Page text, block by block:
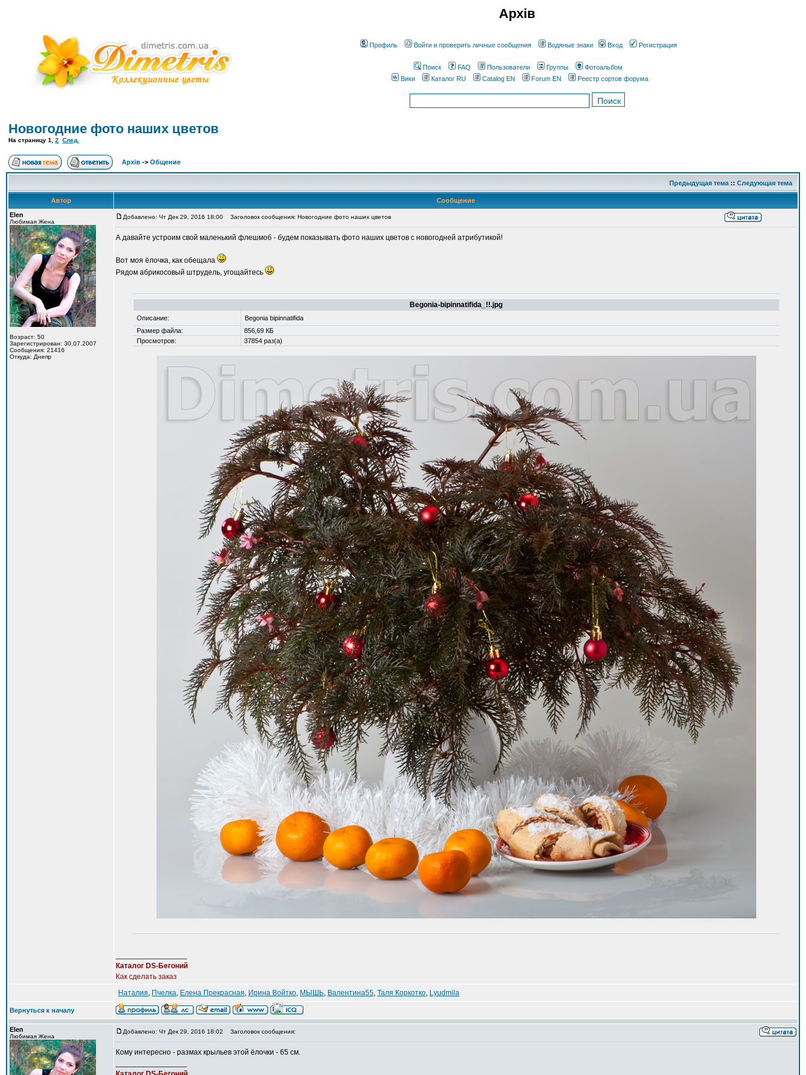
Архів
Профиль Войти и проверить личные сообщения Водяные знаки Вход Регистрация
Поиск FAQ Пользователи Группы
Фотоальбом
Вики
Каталог RU Catalog EN Forum EN Реестр сортов форума
Новогодние фото наших цветов
На страницу 1 2 След.
Архів -> Общение
Предыдущая тема :: Следующая тема
Автор
Сообщение
Elen
Любимая Жена
Возраст: 50
Зарегистрирован: 30.07.2007
Сообщения: 21416
Откуда: Днепр
Добавлено: Чт Дек 29, 2016 18:00 Заголовок сообщения: Новогодние фото наших цветов
А давайте устроим свой маленький флешмоб - будем показывать фото наших цветов с новогодней атрибутикой!
Вот моя ёлочка, как обещала
Рядом абрикосовый штрудель, угощайтесь
Begonia-bipinnatifida_!!.jpg
Описание:
Begonia bipinnatifida
Размер файла:
856,69 КБ
Просмотров:
37854 раз(а)
Каталог DS-Бегоний
Как сделать заказ
Наталия, Пчелка, Елена Прекрасная, Ирина Войтко, МЫШЬ, Валентина55, Таля Коркотко, Lyudmila
Вернуться к началу
Elen
Любимая Жена
Добавлено: Чт Дек 29, 2016 18:02 Заголовок сообщения:
Кому интересно - размах крыльев этой ёлочки - 65 см.